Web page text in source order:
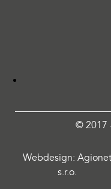
© 2017
Webdesign: Agionet
s.r.o.